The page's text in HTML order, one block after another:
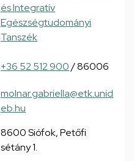
és Integratív
Egészségtudományi
Tanszék
+36 52 512 900/ 86006
molnar.gabriella@etk.unid
eb.hu
8600 Siófok, Petőfi
sétány 1.